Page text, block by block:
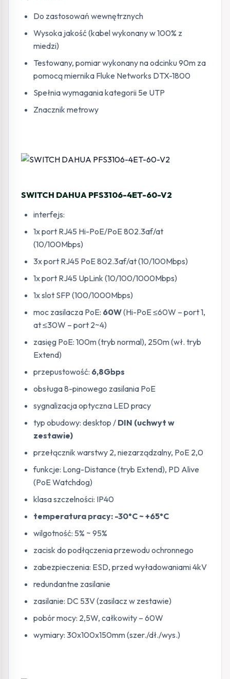
Do zastosowań wewnętrznych
Wysoka jakość (kabel wykonany w 100% z
miedzi)
Testowany, pomiar wykonany na odcinku 90m za
pomocą miernika Fluke Networks DTX-1800
Spełnia wymagania kategorii 5e UTP
Znacznik metrowy
SWITCH DAHUA PFS3106-4ET-60-V2
interfejs:
1x port RJ45 Hi-PoE/PoE 802.3af/at
(10/100Mbps)
3x port RJ45 PoE 802.3af/at (10/100Mbps)
1x port RJ45 UpLink (10/100/1000Mbps)
1x slot SFP (100/1000Mbps)
moc zasilacza PoE: 60W(Hi-PoE ≤60W – port 1,
at ≤30W – port 2~4)
zasięg PoE: 100m (tryb normal), 250m (wł. tryb
Extend)
przepustowość: 6,8Gbps
obsługa 8-pinowego zasilania PoE
sygnalizacja optyczna LED pracy
typ obudowy: desktop / DIN (uchwyt w
zestawie)
przełącznik warstwy 2, niezarządzalny, PoE 2,0
funkcje: Long-Distance (tryb Extend), PD Alive
(PoE Watchdog)
klasa szczelności: IP40
temperatura pracy: -30°C ~ +65°C
wilgotność: 5% ~ 95%
zacisk do podłączenia przewodu ochronnego
zabezpieczenia: ESD, przed wyładowaniami 4kV
redundantne zasilanie
zasilanie: DC 53V (zasilacz w zestawie)
pobór mocy: 2,5W, całkowity – 60W
wymiary: 30x100x150mm (szer./dł./wys.)